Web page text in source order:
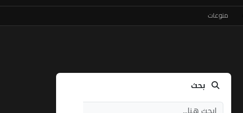
منوعات
بحث